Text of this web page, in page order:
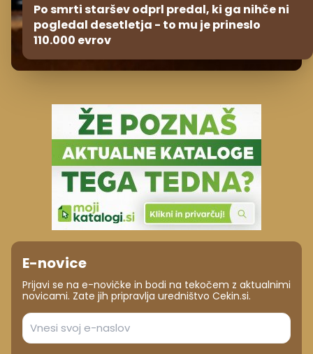
Po smrti staršev odprl predal, ki ga nihče ni
pogledal desetletja - to mu je prineslo
110.000 evrov
E-novice
Prijavi se na e-novičke in bodi na tekočem z aktualnimi
novicami. Zate jih pripravlja uredništvo Cekin.si.